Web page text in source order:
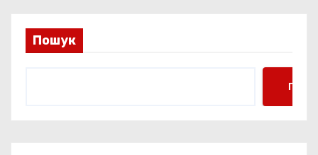
Пошук